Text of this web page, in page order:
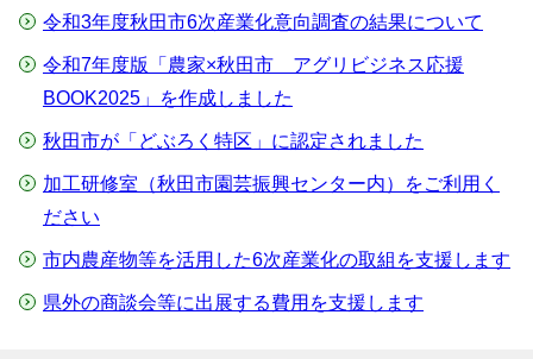
令和3年度秋田市6次産業化意向調査の結果について
令和7年度版「農家×秋田市 アグリビジネス応援
BOOK2025」を作成しました
秋田市が「どぶろく特区」に認定されました
加工研修室（秋田市園芸振興センター内）をご利用く
ださい
市内農産物等を活用した6次産業化の取組を支援します
県外の商談会等に出展する費用を支援します